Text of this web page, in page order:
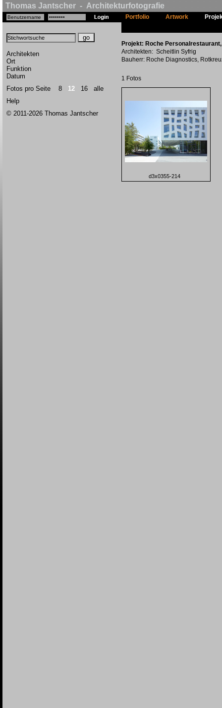
Thomas Jantscher - Architekturfotografie
Architekten
Ort
Funktion
Datum
Fotos pro Seite 8 12 16
alle
Help
© 2011-2026 Thomas Jantscher
Portfolio Artwork
Projekt: Roche
Architekten: Scheitlin Syfrig
Bauherr: Roche Diagnostics,
1 Fotos
d3x0355-214